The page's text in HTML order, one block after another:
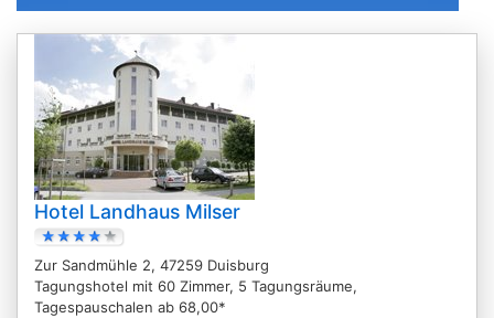
Hotel Landhaus Milser
Zur Sandmühle 2, 47259 Duisburg
Tagungshotel mit 60 Zimmer, 5 Tagungsräume,
Tagespauschalen ab 68,00*